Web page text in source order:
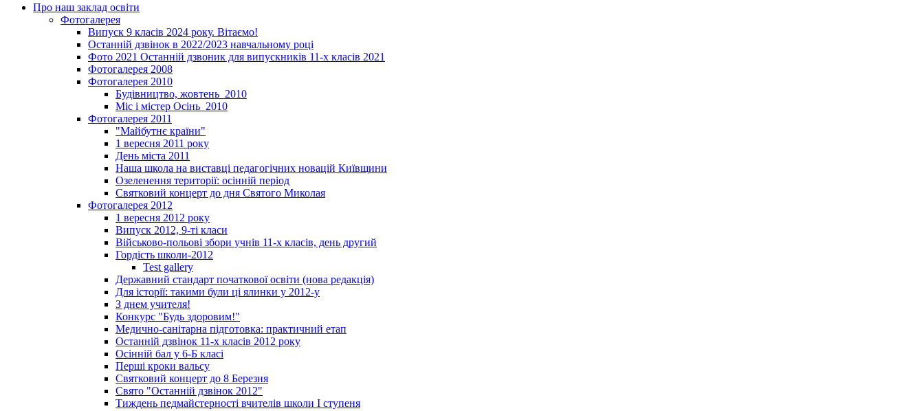
Про наш заклад освіти
Фотогалерея
Випуск 9 класів 2024 року. Вітаємо!
Останній дзвінок в 2022/2023 навчальному році
Фото 2021 Останній дзвоник для випускників 11-х класів 2021
Фотогалерея 2008
Фотогалерея 2010
Будівництво, жовтень_2010
Міс і містер Осінь_2010
Фотогалерея 2011
"Майбутнє країни"
1 вересня 2011 року
День міста 2011
Наша школа на виставці педагогічних новацій Київщини
Озеленення території: осінній період
Святковий концерт до дня Святого Миколая
Фотогалерея 2012
1 вересня 2012 року
Випуск 2012, 9-ті класи
Військово-польові збори учнів 11-х класів, день другий
Гордість школи-2012
Test gallery
Державний стандарт початкової освіти (нова редакція)
Для історії: такими були ці ялинки у 2012-у
З днем учителя!
Конкурс "Будь здоровим!"
Медично-санітарна підготовка: практичний етап
Останній дзвінок 11-х класів 2012 року
Осінній бал у 6-Б класі
Перші кроки вальсу
Святковий концерт до 8 Березня
Свято "Останній дзвінок 2012"
Тиждень педмайстерності вчителів школи І ступеня